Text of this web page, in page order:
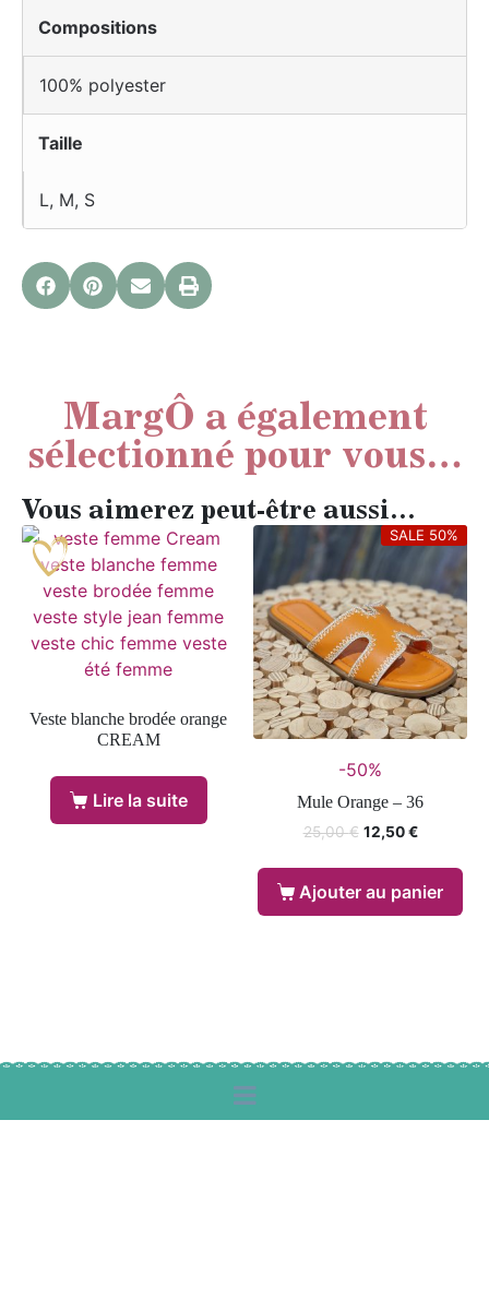
Compositions
100% polyester
Taille
L, M, S
MargÔ a également
sélectionné pour vous…
Vous aimerez peut-être aussi…
Veste blanche brodée orange
CREAM
Lire la suite
-50%
Mule Orange – 36
SALE 50%
25,00€ 12,50€
Ajouter au panier